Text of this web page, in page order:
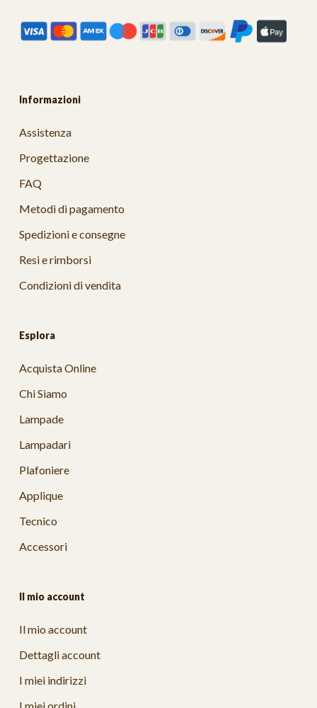
Informazioni
Assistenza
Progettazione
FAQ
Metodi di pagamento
Spedizioni e consegne
Resi e rimborsi
Condizioni di vendita
Esplora
Acquista Online
Chi Siamo
Lampade
Lampadari
Plafoniere
Applique
Tecnico
Accessori
Il mio account
Il mio account
Dettagli account
I miei indirizzi